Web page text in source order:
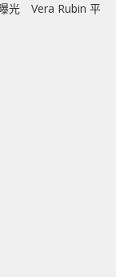
光 Vera Rubin 平